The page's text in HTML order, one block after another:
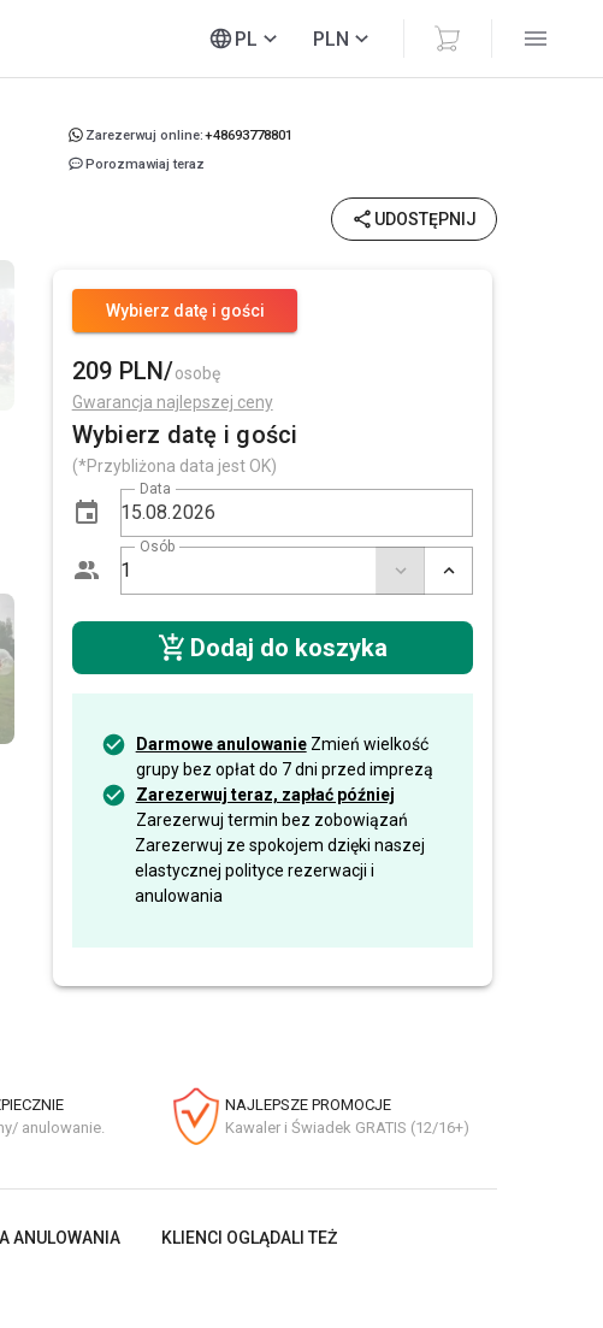
PL PLN
Zarezerwuj online:+48693778801
Porozmawiaj teraz
UDOSTĘPNIJ
Wybierz datę i gości
209 PLN/osobę
Gwarancja najlepszej ceny
Wybierz datę i gości
(*Przybliżona data jest OK)
Data
Osób
Dodaj do koszyka
Darmowe anulowanieZmień wielkość
grupy bez opłat do 7 dni przed imprezą
Zarezerwuj teraz, zapłać później
Zarezerwuj termin bez zobowiązań
Zarezerwuj ze spokojem dzięki naszej
elastycznej polityce rezerwacji i
anulowania
anulowanie.
NAJLEPSZE PROMOCJE
Kawaler i Świadek GRATIS (12/16+)
ANULOWANIA KLIENCI OGLĄDALI TEŻ